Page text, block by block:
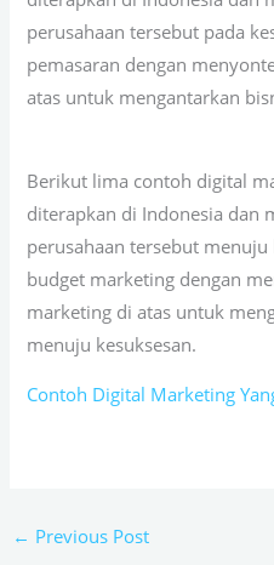
perusahaan tersebut pada
pemasaran dengan
atas untuk mengantarkan
Berikut lima contoh digital
diterapkan di Indonesia dan
perusahaan tersebut menuju
budget marketing dengan
marketing di atas untuk
menuju kesuksesan.
Contoh Digital Marketing
← Previous Post